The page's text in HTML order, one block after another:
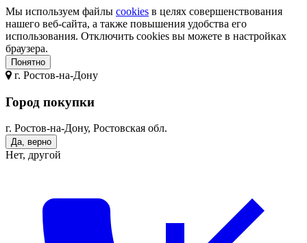
Мы используем файлы cookies в целях совершенствования
нашего веб-сайта, а также повышения удобства его
использования. Отключить cookies вы можете в настройках
браузера.
Понятно
г. Ростов-на-Дону
Город покупки
г. Ростов-на-Дону, Ростовская обл.
Да, верно
Нет, другой